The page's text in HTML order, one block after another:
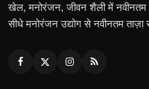
खेल, मनोरंजन, जीवन शैली में नवीनतम
सीधे मनोरंजन उद्योग से नवीनतम ताज़ा